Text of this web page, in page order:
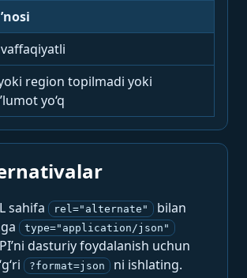
region topilmadi yoki
yo‘q
sahifa rel="alternate"
bilan
type="application/json"
dasturiy foydalanish uchun
?format=json ni ishlating.